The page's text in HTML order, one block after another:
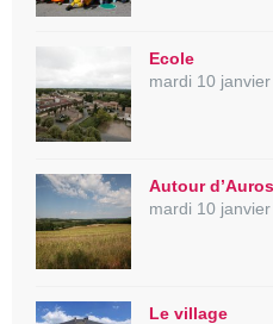
Ecole
mardi 10
Autour d’Auros
mardi 10
Le village